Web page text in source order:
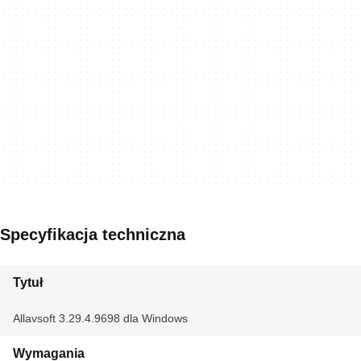
Specyfikacja techniczna
Tytuł
Allavsoft 3.29.4.9698 dla Windows
Wymagania